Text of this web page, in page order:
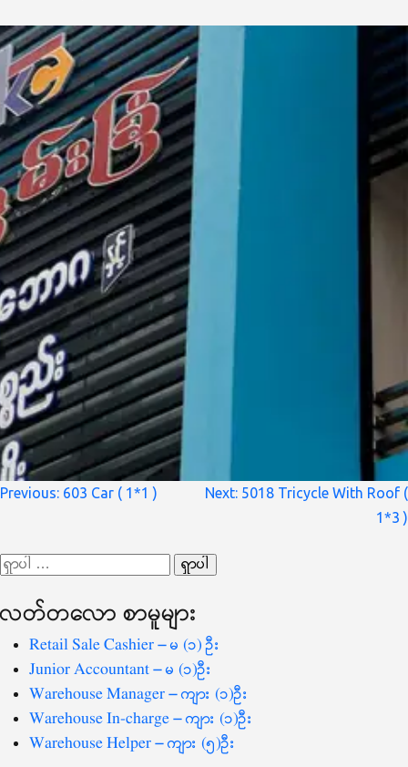
စာမူ
ပြ
Previous: 603 Car ( 1*1 ) Next: 5018 Tricycle With Roof (
1*3 )
ရှာ
စကားလုံး
လတ်တ‌လော စာမူများ
Retail Sale Cashier – မ (၁) ဦး
Junior Accountant – မ (၁)ဦး
Warehouse Manager – ကျား (၁)ဦး
Warehouse In-charge – ကျား (၁)ဦး
Warehouse Helper – ကျား (၅)ဦး